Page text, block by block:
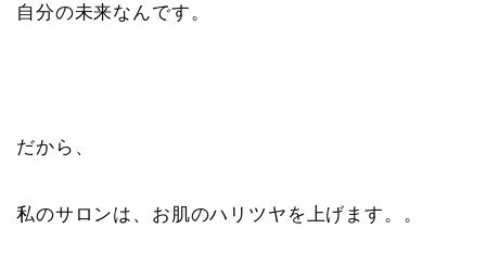
自分の未来なんです。
だから、
私のサロンは、お肌のハリツヤを上げます。。